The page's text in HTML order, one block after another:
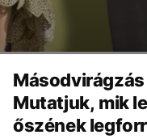
Mutatjuk, mik
őszének